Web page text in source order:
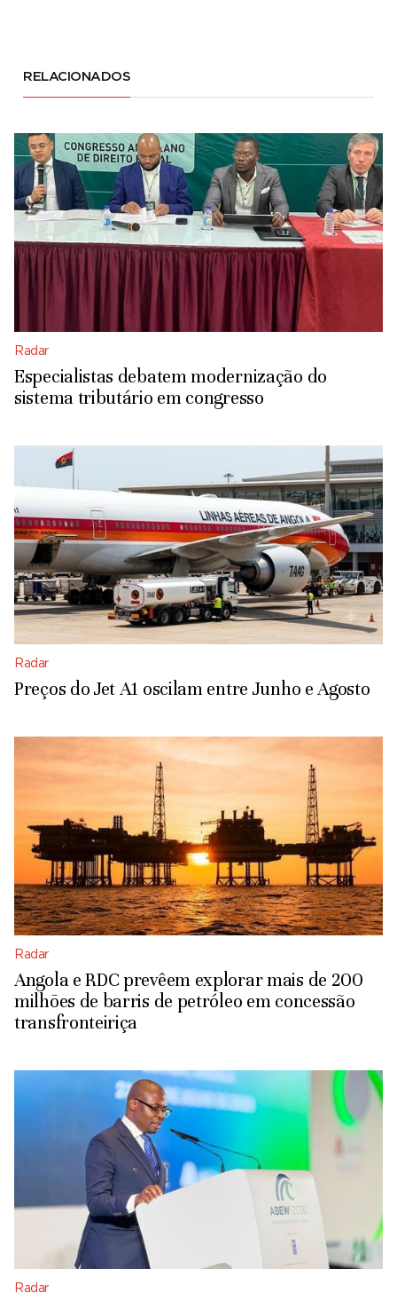
RELACIONADOS
Radar
Especialistas debatem modernização do
sistema tributário em congresso
Radar
Preços do Jet A1 oscilam entre Junho e Agosto
Radar
Angola e RDC prevêem explorar mais de 200
milhões de barris de petróleo em concessão
transfronteiriça
Radar